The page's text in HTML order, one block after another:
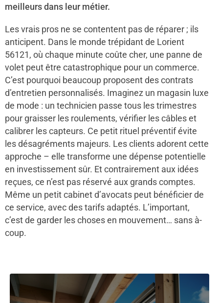
meilleurs dans leur métier.
Les vrais pros ne se contentent pas de réparer ; ils
anticipent. Dans le monde trépidant de Lorient
56121, où chaque minute coûte cher, une panne de
volet peut être catastrophique pour un commerce.
C’est pourquoi beaucoup proposent des contrats
d’entretien personnalisés. Imaginez un magasin luxe
de mode : un technicien passe tous les trimestres
pour graisser les roulements, vérifier les câbles et
calibrer les capteurs. Ce petit rituel préventif évite
les désagréments majeurs. Les clients adorent cette
approche – elle transforme une dépense potentielle
en investissement sûr. Et contrairement aux idées
reçues, ce n’est pas réservé aux grands comptes.
Même un petit cabinet d’avocats peut bénéficier de
ce service, avec des tarifs adaptés. L’important,
c’est de garder les choses en mouvement… sans à-
coup.